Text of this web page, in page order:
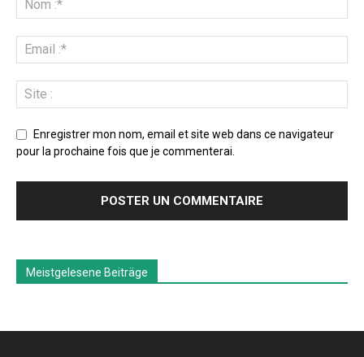
Enregistrer mon nom, email et site web dans ce navigateur
pour la prochaine fois que je commenterai.
Meistgelesene Beiträge